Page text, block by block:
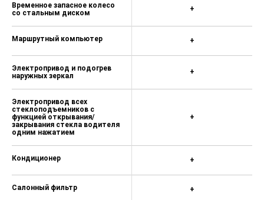
Временное запасное колесо
со стальным диском
Маршрутный компьютер
Электропривод и подогрев
наружных зеркал
Электропривод всех
стеклоподъемников с
функцией открывания/
закрывания стекла водителя
одним нажатием
Кондиционер
Салонный фильтр
+
+
+
+
+
+